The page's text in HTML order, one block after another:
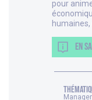
pour
EN